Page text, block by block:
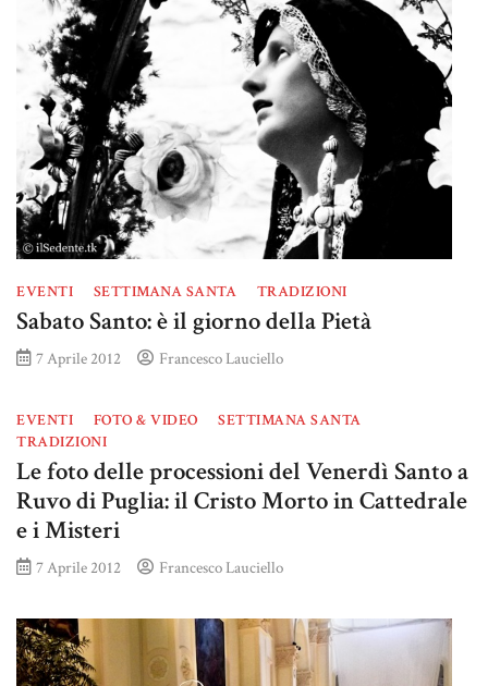
EVENTI SETTIMANA SANTA TRADIZIONI
Sabato Santo: è il giorno della Pietà
7 Aprile 2012 Francesco Lauciello
EVENTI FOTO & VIDEO
SETTIMANA SANTA
TRADIZIONI
Le foto delle processioni del Venerdì Santo a
Ruvo di Puglia: il Cristo Morto in Cattedrale
e i Misteri
7 Aprile 2012 Francesco Lauciello